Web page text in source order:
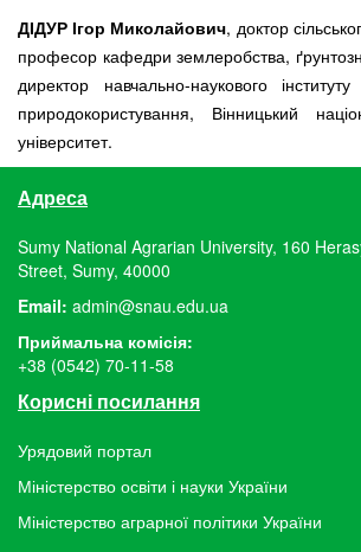
ДІДУР Ігор Миколайович, доктор
професор кафедри землеробства,
директор навчально-наукового
природокористування, Вінницький
університет.
Адреса
Sumy National Agrarian University, 160
Street, Sumy, 40000
Email: admin@snau.edu.ua
Приймальна комісія:
+38 (0542) 70-11-58
Корисні посилання
Урядовий портал
Міністерство освіти і науки України
Міністерство аграрної політики України